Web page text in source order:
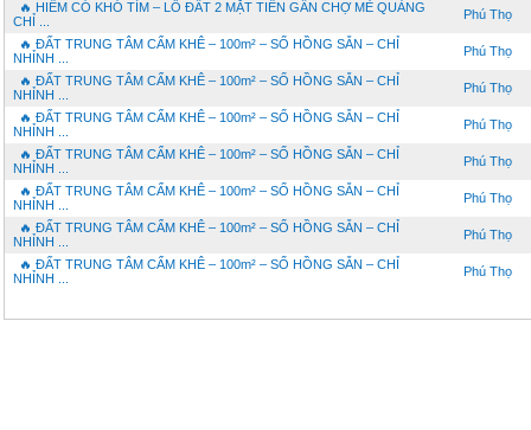
🔥 HIẾM CÓ KHÓ TÌM – LÔ ĐẤT 2 MẶT TIỀN GẦN CHỢ MẺ QUÀNG
CHỈ ...
Phú Thọ
🔥 ĐẤT TRUNG TÂM CẨM KHÊ – 100m² – SỔ HỒNG SẴN – CHỈ
NHỈNH ...
Phú Thọ
🔥 ĐẤT TRUNG TÂM CẨM KHÊ – 100m² – SỔ HỒNG SẴN – CHỈ
NHỈNH ...
Phú Thọ
🔥 ĐẤT TRUNG TÂM CẨM KHÊ – 100m² – SỔ HỒNG SẴN – CHỈ
NHỈNH ...
Phú Thọ
🔥 ĐẤT TRUNG TÂM CẨM KHÊ – 100m² – SỔ HỒNG SẴN – CHỈ
NHỈNH ...
Phú Thọ
🔥 ĐẤT TRUNG TÂM CẨM KHÊ – 100m² – SỔ HỒNG SẴN – CHỈ
NHỈNH ...
Phú Thọ
🔥 ĐẤT TRUNG TÂM CẨM KHÊ – 100m² – SỔ HỒNG SẴN – CHỈ
NHỈNH ...
Phú Thọ
🔥 ĐẤT TRUNG TÂM CẨM KHÊ – 100m² – SỔ HỒNG SẴN – CHỈ
NHỈNH ...
Phú Thọ